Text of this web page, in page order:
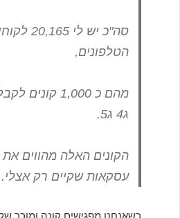
סה"כ יש לי
הטלפונים,
ג4 ג5.
הקונים האלה מהווים
עסקאות שקיים רק אצלי.
כשאנחנו מפגישים קונה ומוכר